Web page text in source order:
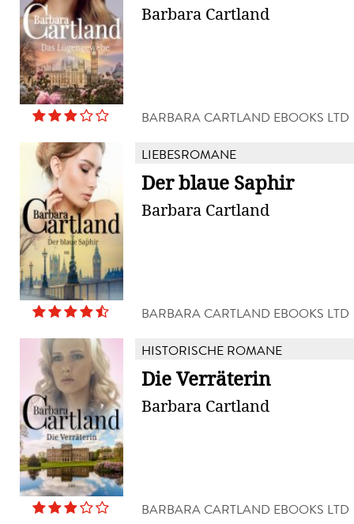
Barbara Cartland
BARBARA CARTLAND EBOOKS LTD
LIEBESROMANE
Der blaue Saphir
Barbara Cartland
BARBARA CARTLAND EBOOKS LTD
HISTORISCHE ROMANE
Die Verräterin
Barbara Cartland
BARBARA CARTLAND EBOOKS LTD